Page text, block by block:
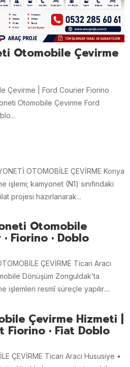
Otomobile Çevirme
Çevirme | Ford Courier Fiorino
Otomobile Çevirme Ford
OTOMOBİLE ÇEVİRME Konya
kamyonet (N1) sınıfındaki
projesi hazırlanarak...
Otomobile
Fiorino • Doblo
ÇEVİRME Ticari Aracı
Dönüşüm Zonguldak’ta
resmî süreçle yapılır....
Çevirme Hizmeti |
Fiorino • Fiat Doblo
ÇEVİRME Ticari Aracı Hususiye •